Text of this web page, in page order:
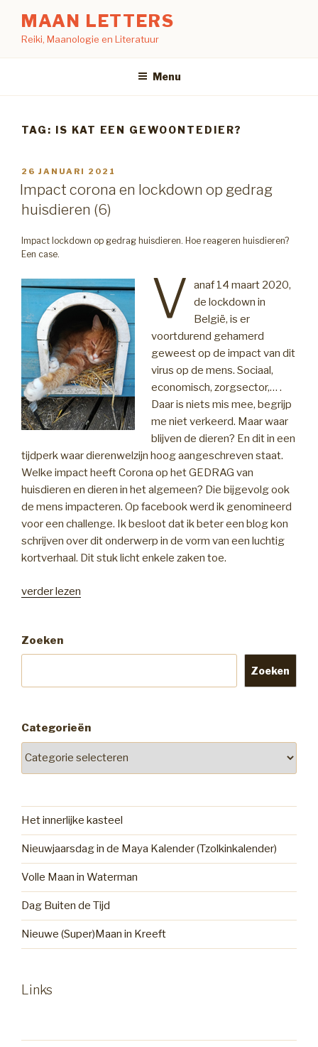
inhoud
springen
MAAN LETTERS
Reiki, Maanologie en Literatuur
Menu
TAG: IS KAT EEN GEWOONTEDIER?
GEPLAATST
OP
26 JANUARI 2021
Impact corona en lockdown op gedrag
huisdieren (6)
Impact lockdown op gedrag huisdieren. Hoe reageren huisdieren?
Een case.
V
anaf 14 maart 2020,
de lockdown in
België, is er
voortdurend gehamerd
geweest op de impact van dit
virus op de mens. Sociaal,
economisch, zorgsector,… .
Daar is niets mis mee, begrijp
me niet verkeerd. Maar waar
blijven de dieren? En dit in een
tijdperk waar dierenwelzijn hoog aangeschreven staat.
Welke impact heeft Corona op het GEDRAG van
huisdieren en dieren in het algemeen? Die bijgevolg ook
de mens impacteren. Op facebook werd ik genomineerd
voor een challenge. Ik besloot dat ik beter een blog kon
schrijven over dit onderwerp in de vorm van een luchtig
kortverhaal. Dit stuk licht enkele zaken toe.
“Impact
lockdown
op
verder lezen
Zoeken
Zoeken
Categorieën
Het innerlijke kasteel
Nieuwjaarsdag in de Maya Kalender (Tzolkinkalender)
Volle Maan in Waterman
Dag Buiten de Tijd
Nieuwe (Super)Maan in Kreeft
Links